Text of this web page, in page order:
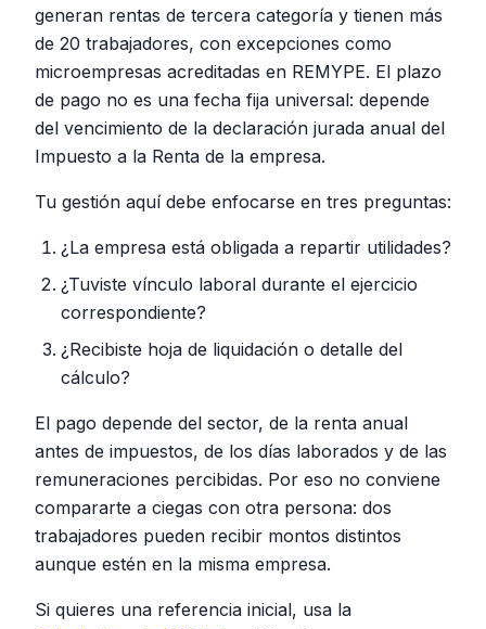
generan rentas de tercera categoría y tienen más
de 20 trabajadores, con excepciones como
microempresas acreditadas en REMYPE. El plazo
de pago no es una fecha fija universal: depende
del vencimiento de la declaración jurada anual del
Impuesto a la Renta de la empresa.
Tu gestión aquí debe enfocarse en tres preguntas:
¿La empresa está obligada a repartir utilidades?
¿Tuviste vínculo laboral durante el ejercicio
correspondiente?
¿Recibiste hoja de liquidación o detalle del
cálculo?
El pago depende del sector, de la renta anual
antes de impuestos, de los días laborados y de las
remuneraciones percibidas. Por eso no conviene
compararte a ciegas con otra persona: dos
trabajadores pueden recibir montos distintos
aunque estén en la misma empresa.
Si quieres una referencia inicial, usa la